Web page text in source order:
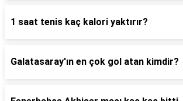
1 saat tenis kaç kalori yaktırır?
Galatasaray'ın en çok gol atan kimdir?